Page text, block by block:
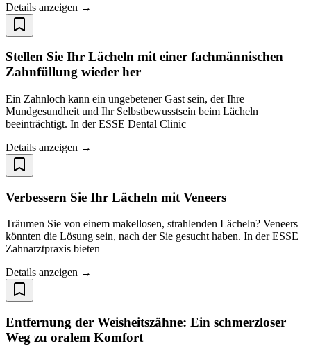
Details anzeigen →
Stellen Sie Ihr Lächeln mit einer fachmännischen
Zahnfüllung wieder her
Ein Zahnloch kann ein ungebetener Gast sein, der Ihre
Mundgesundheit und Ihr Selbstbewusstsein beim Lächeln
beeinträchtigt. In der ESSE Dental Clinic
Details anzeigen →
Verbessern Sie Ihr Lächeln mit Veneers
Träumen Sie von einem makellosen, strahlenden Lächeln? Veneers
könnten die Lösung sein, nach der Sie gesucht haben. In der ESSE
Zahnarztpraxis bieten
Details anzeigen →
Entfernung der Weisheitszähne: Ein schmerzloser
Weg zu oralem Komfort